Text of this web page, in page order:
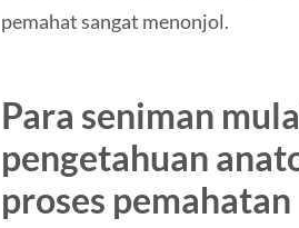
pemahat sangat menonjol.
Para seniman
pengetahuan
proses pemahatan